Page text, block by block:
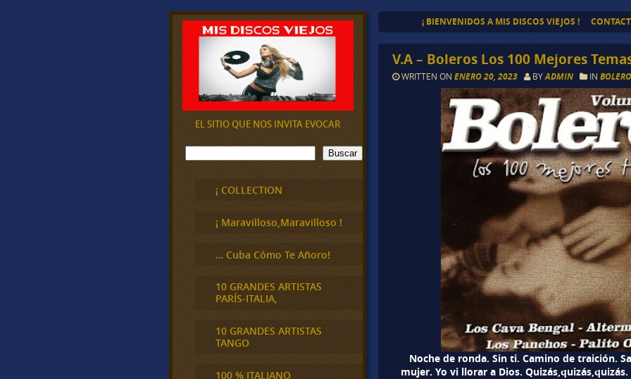
¡ BIENVENIDOS A MIS DISCOS VIEJOS !
V.A – Boleros Los 100 Mejores
WRITTEN ONENERO 20, 2023 BYADMIN IN
Noche de ronda. Sin ti. Camino de traición.
mujer. Yo vi llorar a Dios.
EL SITIO QUE NOS INVITA EVOCAR
B
u
Buscar
¡ COLLECTION
¡ Maravilloso,Maravilloso !
… Cuba Cómo Te Añoro!
10 GRANDES ARTISTAS
PARÍS-ITALIA,
10 GRANDES ARTISTAS
TANGO
100 % ITALIANO